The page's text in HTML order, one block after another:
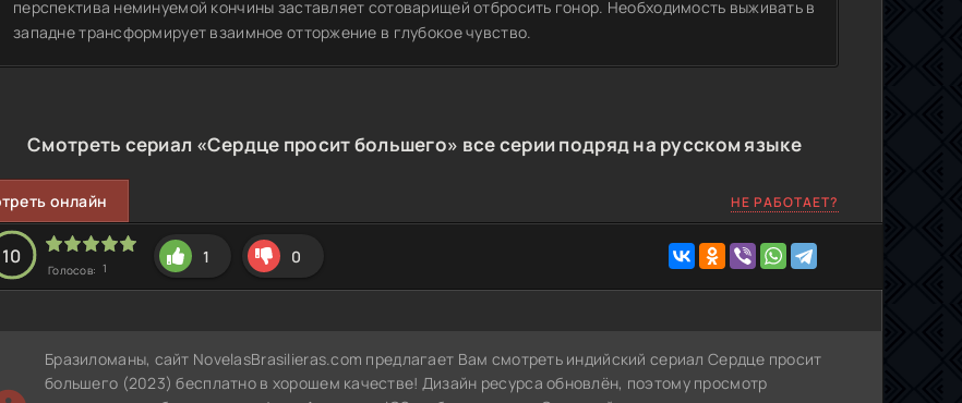
перспектива неминуемой кончины заставляет сотоварищей отбросить гонор. Необходимость выживать в
западне трансформирует взаимное отторжение в глубокое чувство.
Смотреть сериал «Сердце просит большего» все серии подряд на русском языке
онлайн НЕ РАБОТАЕТ?
10
Голосов: 1
1 0
Бразиломаны, сайт NovelasBrasilieras.com предлагает Вам смотреть индийский сериал Сердце просит
большего (2023) бесплатно в хорошем качестве! Дизайн ресурса обновлён, поэтому просмотр